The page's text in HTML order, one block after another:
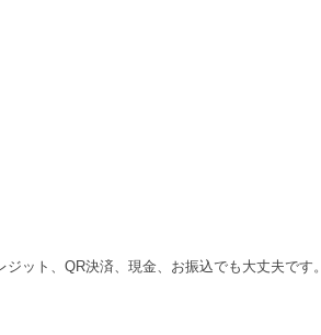
ット、QR決済、現金、お振込でも大丈夫です。